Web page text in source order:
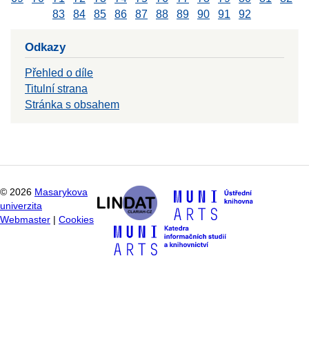
83
84 85 86 87 88 89 90 91 92
Odkazy
Přehled o díle
Titulní strana
Stránka s obsahem
© 2026 Masarykova
univerzita
Webmaster
Cookies